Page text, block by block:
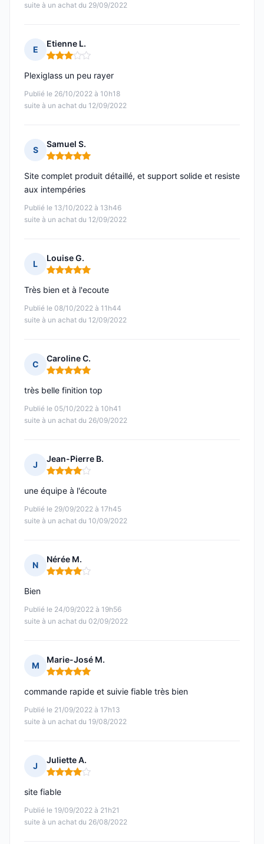
suite à un achat du 29/09/2022
E
Etienne L.
Note : 3 sur 5
Publié le 26/10/2022 à 10h18
suite à un achat du 12/09/2022
Plexiglass un peu rayer
S
Samuel S.
Note : 5 sur 5
Publié le 13/10/2022 à 13h46
suite à un achat du 12/09/2022
Site complet produit détaillé, et support solide et resiste
aux intempéries
L
Louise G.
Note : 5 sur 5
Publié le 08/10/2022 à 11h44
suite à un achat du 12/09/2022
Très bien et à l'ecoute
C
Caroline C.
Note : 5 sur 5
Publié le 05/10/2022 à 10h41
suite à un achat du 26/09/2022
très belle finition top
J
Jean-Pierre B.
Note : 4 sur 5
Publié le 29/09/2022 à 17h45
suite à un achat du 10/09/2022
une équipe à l'écoute
N
Nérée M.
Note : 4 sur 5
Publié le 24/09/2022 à 19h56
suite à un achat du 02/09/2022
Bien
M
Marie-José M.
Note : 5 sur 5
Publié le 21/09/2022 à 17h13
suite à un achat du 19/08/2022
commande rapide et suivie fiable très bien
J
Juliette A.
Note : 4 sur 5
Publié le 19/09/2022 à 21h21
suite à un achat du 26/08/2022
site fiable